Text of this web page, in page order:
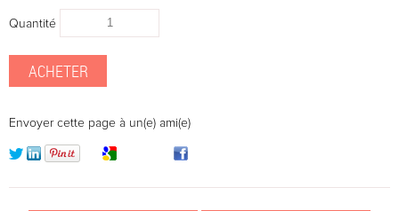
Quantité
Envoyer cette page à un(e) ami(e)